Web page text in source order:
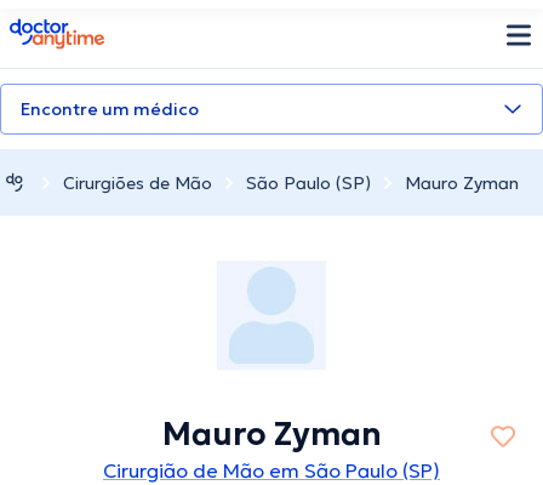
doctoranytime
Encontre um médico
Cirurgiões de Mão São Paulo (SP) Mauro Zyman
Mauro Zyman
Cirurgião de Mão em São Paulo (SP)